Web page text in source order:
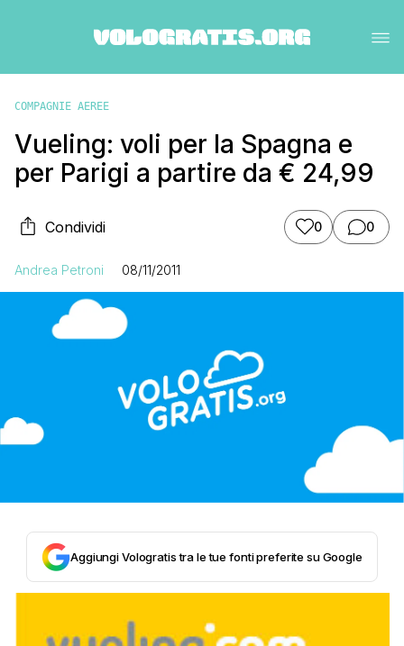
COMPAGNIE AEREE
Vueling: voli per la Spagna e
per Parigi a partire da € 24,99
Condividi 0 0
Andrea Petroni 08/11/2011
Aggiungi Vologratis tra le tue fonti preferite su Google